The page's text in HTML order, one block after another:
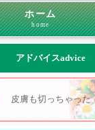
ホーム
home
アドバイスadvice
皮膚も切っちゃった